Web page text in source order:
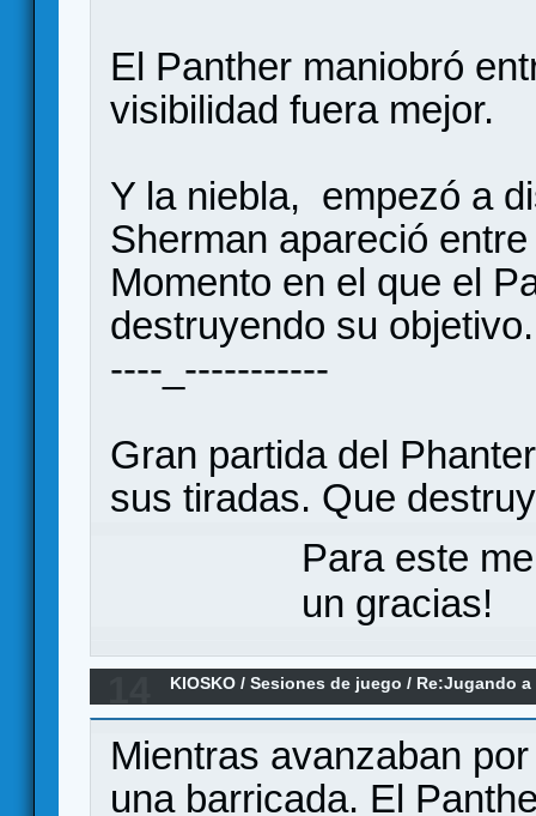
El Panther maniobró
visibilidad fuera mejor.
Y la niebla, empezó a
Sherman apareció
Momento en el que el
destruyendo su
----_-----------
Gran partida del
sus tiradas. Que
Para este
un gracias!
KIOSKO /Sesiones de juego / Re:Jugando
Mientras avanzaban
una barricada. El